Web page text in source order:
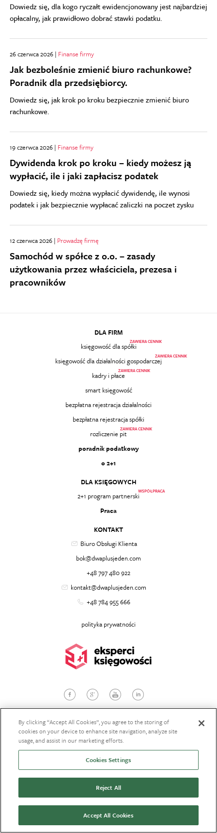
Dowiedz się, dla kogo ryczałt ewidencjonowany jest najbardziej
opłacalny, jak prawidłowo dobrać stawki podatku.
26 czerwca 2026 | Finanse firmy
Jak bezboleśnie zmienić biuro rachunkowe?
Poradnik dla przedsiębiorcy.
Dowiedz się, jak krok po kroku bezpiecznie zmienić biuro
rachunkowe.
19 czerwca 2026 | Finanse firmy
Dywidenda krok po kroku – kiedy możesz ją
wypłacić, ile i jaki zapłacisz podatek
Dowiedz się, kiedy można wypłacić dywidendę, ile wynosi
podatek i jak bezpiecznie wypłacać zaliczki na poczet zysku
12 czerwca 2026 | Prowadzę firmę
Samochód w spółce z o.o. – zasady
użytkowania przez właściciela, prezesa i
pracowników
© 2026dwaplusjeden.com, Wszelkie prawa zastrzeżone
Projekt i wykonanie:
StudioBrothers
POBIERZ OFERTĘ
ZAŁÓŻ SPÓŁKĘ
ZAŁÓŻ DZIAŁALNOŚĆ
DLA FIRM
księgowość dla spółki
ZAWIERA CENNIK
księgowość dla działalności gospodarczej
ZAWIERA CENNIK
kadry i płace
ZAWIERA CENNIK
smart księgowość
bezpłatna rejestracja działalności
bezpłatna rejestracja spółki
rozliczenie pit
ZAWIERA CENNIK
poradnik podatkowy
o 2+1
DLA KSIĘGOWYCH
2+1 program partnerski
WSPÓŁPRACA
Praca
KONTAKT
Biuro Obsługi Klienta
bok@dwaplusjeden.com
+48 797 480 922
kontakt@dwaplusjeden.com
+48 784 955 666
polityka prywatności
By clicking “Accept All Cookies”, you agree to the storing of
cookies on your device to enhance site navigation, analyze site
usage, and assist in our marketing efforts.
Cookies Settings
Reject All
Accept All Cookies